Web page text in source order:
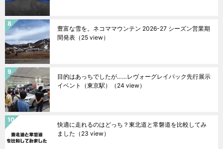
豊富な雪を。ネコママウンテン 2026-27 シーズン営業期
間発表 （25 view）
目的はあっちでしたが……レヴォーグレイバック先行展示
イベント（東京駅）
（24 view）
快適に走れるのはどっち？東北道と常磐道を比較してみ
ました （23 view）